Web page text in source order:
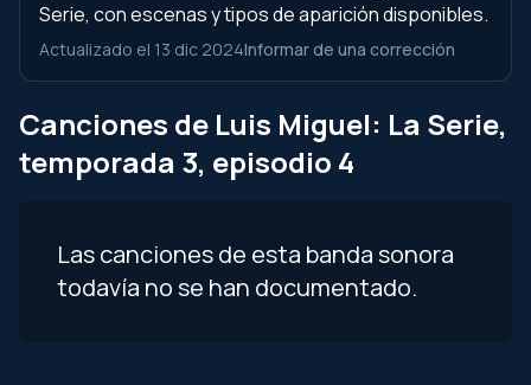
Serie, con escenas y tipos de aparición disponibles.
Actualizado el 13 dic 2024Informar de una corrección
Canciones de Luis Miguel: La Serie,
temporada 3, episodio 4
Las canciones de esta banda sonora
todavía no se han documentado.